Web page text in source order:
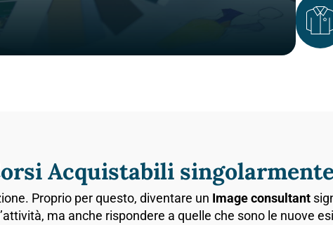
Acquistabili
Proprio per questo, diventare un Image consultant
ma anche rispondere a quelle che sono le nuove